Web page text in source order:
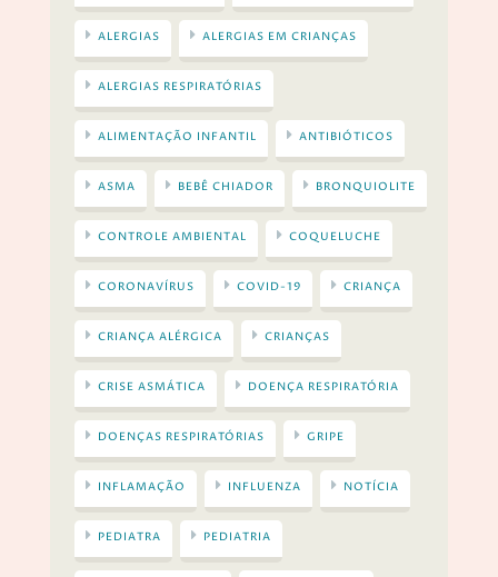
ALERGIAS ALERGIAS EM CRIANÇAS
ALERGIAS RESPIRATÓRIAS
ALIMENTAÇÃO INFANTIL ANTIBIÓTICOS
ASMA BEBÊ CHIADOR BRONQUIOLITE
CONTROLE AMBIENTAL COQUELUCHE
CORONAVÍRUS COVID-19 CRIANÇA
CRIANÇA ALÉRGICA CRIANÇAS
CRISE ASMÁTICA DOENÇA RESPIRATÓRIA
DOENÇAS RESPIRATÓRIAS GRIPE
INFLAMAÇÃO INFLUENZA NOTÍCIA
PEDIATRA PEDIATRIA